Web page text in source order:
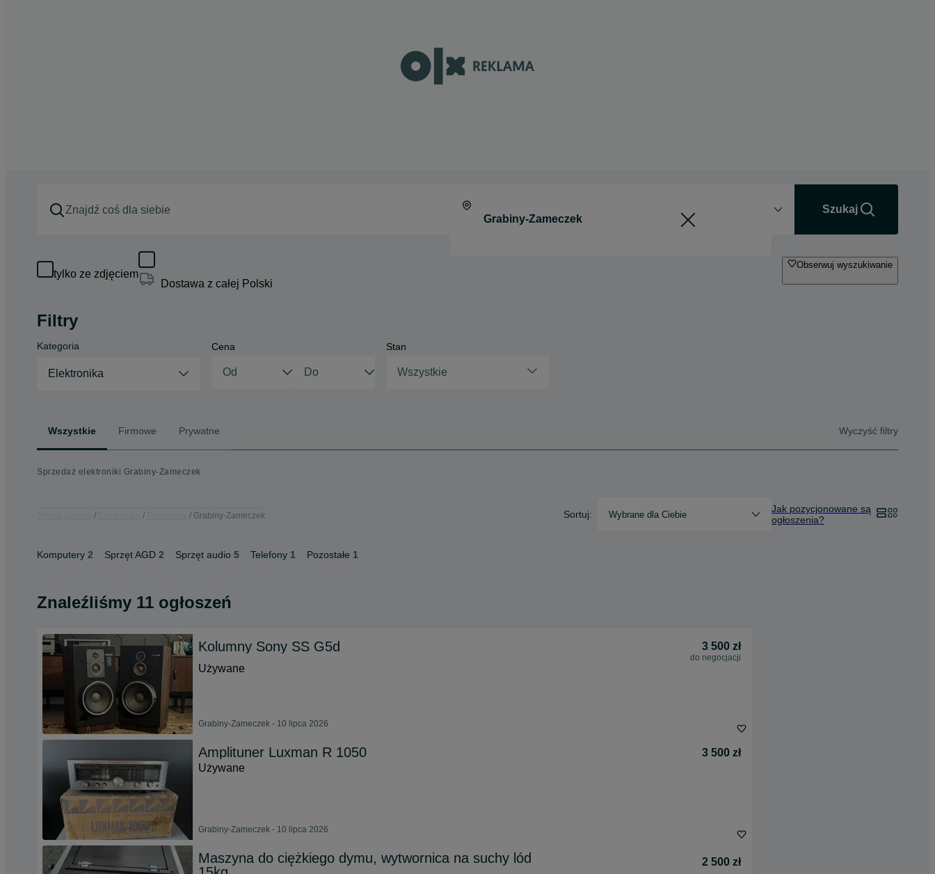
Szukaj
tylko ze zdjęciem
Dostawa z całej Polski
Obserwuj wyszukiwanie
Filtry
Kategoria
Elektronika
Cena Stan
Wszystkie
Wszystkie Firmowe Prywatne Wyczyść filtry
Sprzedaż elektroniki Grabiny-Zameczek
Grabiny-Zameczek Sortuj: Wybrane dla Ciebie
Jak pozycjonowane są
ogłoszenia?
Komputery 2 Sprzęt AGD 2 Sprzęt audio 5 Telefony 1 Pozostałe 1
Znaleźliśmy 11 ogłoszeń
Kolumny Sony SS G5d 3 500 zł
do negocjacji
Używane
Grabiny-Zameczek - 10 lipca 2026
Amplituner Luxman R 1050
3 500 zł
Używane
Grabiny-Zameczek - 10 lipca 2026
Maszyna do ciężkiego dymu, wytwornica na suchy lód
2 500 zł